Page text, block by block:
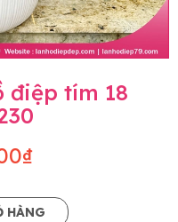
điệp tím 18
HÀNG